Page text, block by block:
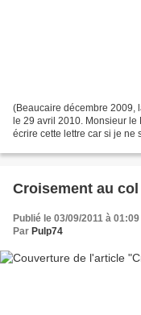
(Beaucaire décembre 2009,
le 29 avril 2010. Monsieur le
écrire cette lettre car si je ne
Croisement au col
Publié le 03/09/2011 à 01:09
Par Pulp74